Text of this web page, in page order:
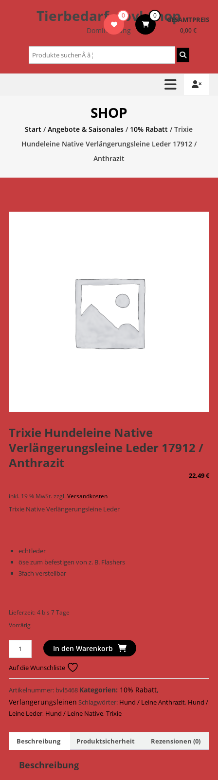
Tierbedarf – bvl-Shop
Dominik Lang
0 0 GESAMTPREIS
0,00 €
Suchen
nach:
SHOP
Start /Angebote & Saisonales / 10% Rabatt / Trixie
Hundeleine Native Verlängerungsleine Leder 17912 /
Anthrazit
Trixie Hundeleine Native
Verlängerungsleine Leder 17912 /
Anthrazit
22,49€
inkl. 19 % MwSt. zzgl. Versandkosten
Trixie Native Verlängerungsleine Leder
echtleder
öse zum befestigen von z. B. Flashers
3fach verstellbar
Lieferzeit:4 bis 7 Tage
Vorrätig
Trixie
Hundeleine
Native
Verlängerungsleine
Leder
17912
/
Menge
In den Warenkorb
Auf die Wunschliste
Artikelnummer: bvl5468 Kategorien: 10% Rabatt,
Verlängerungsleinen Schlagwörter: Hund / Leine Anthrazit, Hund /
Leine Leder, Hund / Leine Native,Trixie
Beschreibung Produktsicherheit Rezensionen (0)
Beschreibung